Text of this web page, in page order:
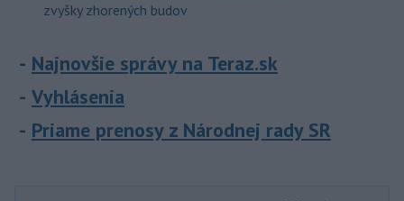
zvyšky zhorených budov
Najnovšie správy na Teraz.sk
Vyhlásenia
Priame prenosy z Národnej rady SR